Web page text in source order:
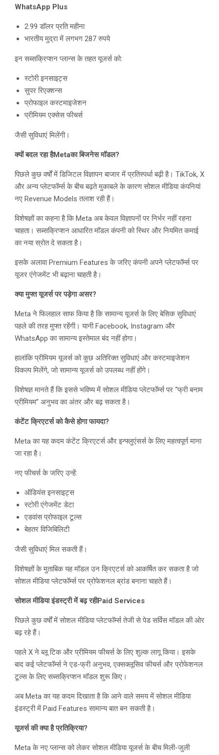
WhatsApp Plus
2.99 डॉलर प्रति महीना
भारतीय मुद्रा में लगभग 287 रुपये
इन सब्सक्रिप्शन प्लान्स के तहत यूजर्स को:
स्टोरी इनसाइट्स
सुपर रिएक्शन्स
प्रोफाइल कस्टमाइजेशन
प्रीमियम एक्सेस फीचर्स
जैसी सुविधाएं मिलेंगी।
क्यों बदल रहा हैMetaका बिजनेस मॉडल?
पिछले कुछ वर्षों में डिजिटल विज्ञापन बाजार में प्रतिस्पर्धा बढ़ी है। TikTok, X
और अन्य प्लेटफॉर्म्स के बीच बढ़ते मुकाबले के कारण सोशल मीडिया कंपनियां
नए Revenue Models तलाश रही हैं।
विशेषज्ञों का कहना है कि Meta अब केवल विज्ञापनों पर निर्भर नहीं रहना
चाहता। सब्सक्रिप्शन आधारित मॉडल कंपनी को स्थिर और नियमित कमाई
का नया स्रोत दे सकता है।
इसके अलावा Premium Features के जरिए कंपनी अपने प्लेटफॉर्म्स पर
यूजर एंगेजमेंट भी बढ़ाना चाहती है।
क्या मुफ्त यूजर्स पर पड़ेगा असर?
Meta ने फिलहाल साफ किया है कि सामान्य यूजर्स के लिए बेसिक सुविधाएं
पहले की तरह मुफ्त रहेंगी। यानी Facebook, Instagram और
WhatsApp का सामान्य इस्तेमाल बंद नहीं होगा।
हालांकि प्रीमियम यूजर्स को कुछ अतिरिक्त सुविधाएं और कस्टमाइजेशन
विकल्प मिलेंगे, जो सामान्य यूजर्स को उपलब्ध नहीं होंगे।
विशेषज्ञ मानते हैं कि इससे भविष्य में सोशल मीडिया प्लेटफॉर्म्स पर “फ्री बनाम
प्रीमियम” अनुभव का अंतर और बढ़ सकता है।
कंटेंट क्रिएटर्स को कैसे होगा फायदा?
Meta का यह कदम कंटेंट क्रिएटर्स और इन्फ्लुएंसर्स के लिए महत्वपूर्ण माना
जा रहा है।
नए फीचर्स के जरिए उन्हें:
ऑडियंस इनसाइट्स
स्टोरी एंगेजमेंट डेटा
एडवांस प्रोफाइल टूल्स
बेहतर विजिबिलिटी
जैसी सुविधाएं मिल सकती हैं।
विशेषज्ञों के मुताबिक यह मॉडल उन क्रिएटर्स को आकर्षित कर सकता है जो
सोशल मीडिया प्लेटफॉर्म्स पर प्रोफेशनल ब्रांड बनाना चाहते हैं।
सोशल मीडिया इंडस्ट्री में बढ़ रहीPaid Services
पिछले कुछ वर्षों में सोशल मीडिया प्लेटफॉर्म्स तेजी से पेड सर्विस मॉडल की ओर
बढ़ रहे हैं।
पहले X ने ब्लू टिक और प्रीमियम फीचर्स के लिए शुल्क लागू किया। इसके
बाद कई प्लेटफॉर्म्स ने एड-फ्री अनुभव, एक्सक्लूसिव फीचर्स और प्रोफेशनल
टूल्स के लिए सब्सक्रिप्शन मॉडल शुरू किए।
अब Meta का यह कदम दिखाता है कि आने वाले समय में सोशल मीडिया
इंडस्ट्री में Paid Features सामान्य बात बन सकती है।
यूजर्स की क्या है प्रतिक्रिया?
Meta के नए प्लान्स को लेकर सोशल मीडिया यूजर्स के बीच मिली-जुली